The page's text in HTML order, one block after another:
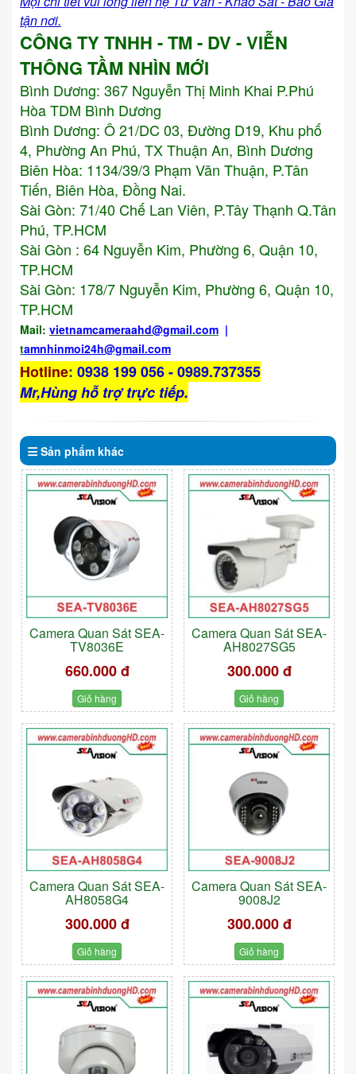
tận nơi.
CÔNG TY TNHH - TM - DV - VIỄN
THÔNG TẦM NHÌN MỚI
Bình Dương: 367 Nguyễn Thị Minh Khai P.Phú
Hòa TDM Bình Dương
Bình Dương: Ô 21/DC 03, Đường D19, Khu phố
4, Phường An Phú, TX Thuận An, Bình Dương
Biên Hòa: 1134/39/3 Phạm Văn Thuận, P.Tân
Tiến, Biên Hòa, Đồng Nai.
Sài Gòn: 71/40 Chế Lan Viên, P.Tây Thạnh Q.Tân
Phú, TP.HCM
Sài Gòn : 64 Nguyễn Kim, Phường 6, Quận 10,
TP.HCM
Sài Gòn: 178/7 Nguyễn Kim, Phường 6, Quận 10,
TP.HCM
Mail: vietnamcameraahd@gmail.com |
tamnhinmoi24h@gmail.com
Hotline: 0938 199 056 - 0989.737355
Mr,Hùng hỗ trợ trực tiếp.
Sản phẩm khác
Camera Quan Sát SEA-
TV8036E
660.000 đ
Giỏ hàng
Camera Quan Sát SEA-
AH8027SG5
300.000 đ
Giỏ hàng
Camera Quan Sát SEA-
AH8058G4
300.000 đ
Giỏ hàng
Camera Quan Sát SEA-
9008J2
300.000 đ
Giỏ hàng